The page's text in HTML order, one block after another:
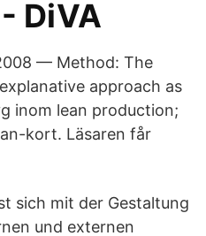
DiVA
— Method: The
approach as
inom lean production;
kort. Läsaren får
sich mit der Gestaltung
und externen